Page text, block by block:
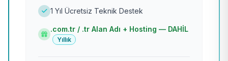
1 Yıl Ücretsiz Teknik Destek
.com.tr / .tr Alan Adı + Hosting — DAHİL
Yıllık